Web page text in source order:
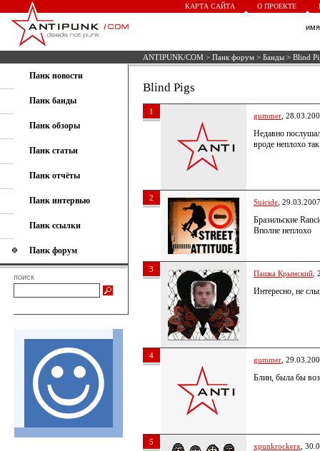
КАРТА САЙТА О ПРОЕКТЕ
ANTIPUNK/COM > Панк форум > Банды > Blind
Панк новости
Панк банды
Панк обзоры
Панк статьи
Панк отчёты
Панк интервью
Панк ссылки
Панк форум
поиск
Blind Pigs
1 gummer ,
Недавно
вроде неплохо
2 Suicide ,
Бразильские
Вполне неплохо
3 Пашка Крымский
Интересно, не
4 gummer ,
Блин, была бы
5 xpunkrockerx ,